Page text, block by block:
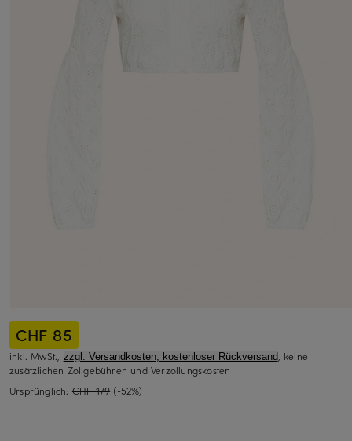
CHF 85
inkl. MwSt., zzgl. Versandkosten, kostenloser Rückversand, keine
zusätzlichen Zollgebühren und Verzollungskosten
Ursprünglich: CHF 179 (-52%)